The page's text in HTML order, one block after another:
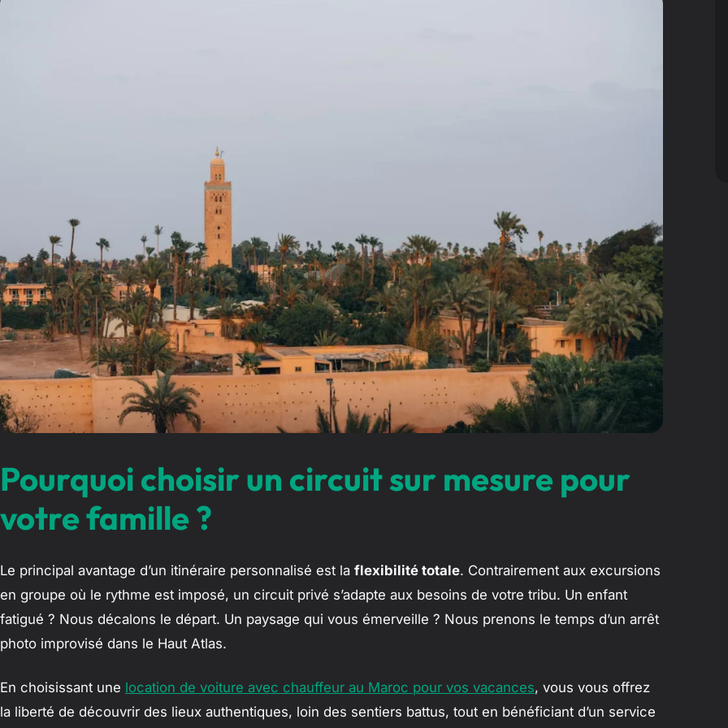
Pourquoi choisir un circuit sur mesure pour
votre famille ?
Le principal avantage d’un itinéraire personnalisé est la flexibilité totale. Contrairement aux excursions
en groupe où le rythme est imposé, un circuit privé s’adapte aux besoins de votre tribu. Un enfant
fatigué ? Nous décalons le départ. Un paysage qui vous émerveille ? Nous prenons le temps d’un arrêt
photo improvisé dans le Haut Atlas.
En choisissant une location de voiture avec chauffeur au Maroc pour vos vacances, vous vous offrez
la liberté de découvrir des lieux authentiques, loin des sentiers battus, tout en bénéficiant d’un service